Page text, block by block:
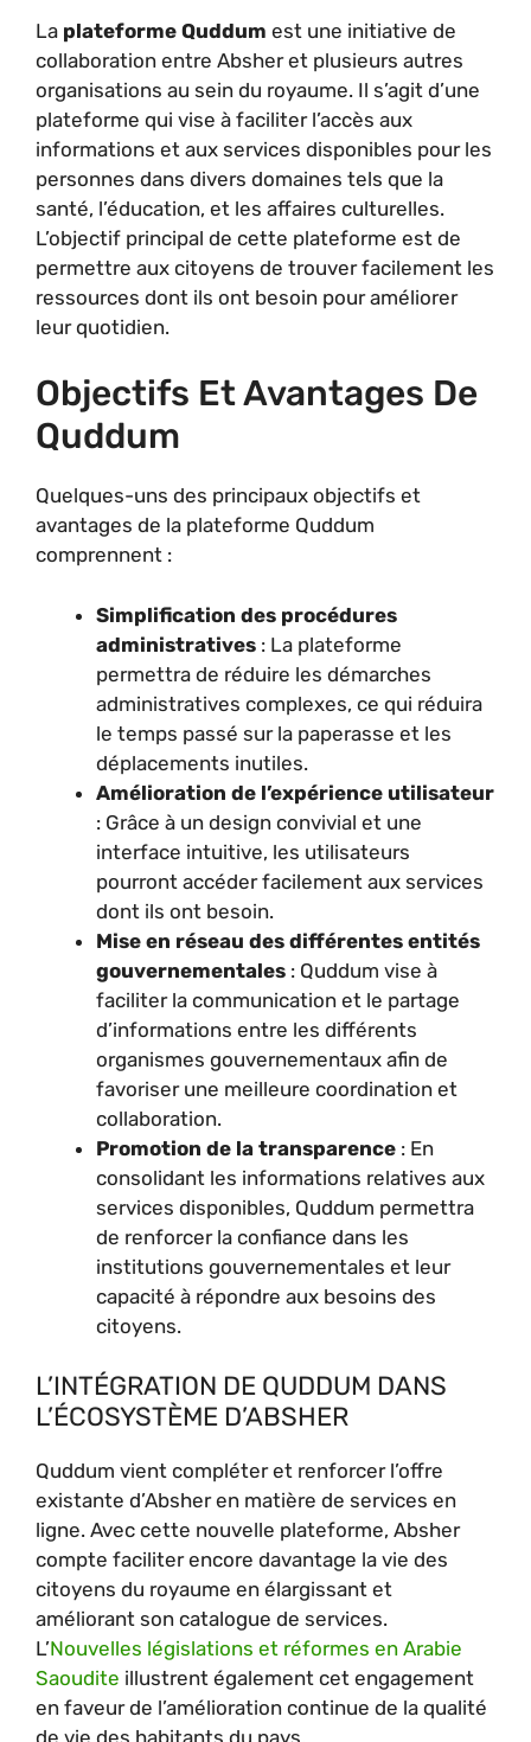
La plateforme Quddum est une initiative de
collaboration entre Absher et plusieurs autres
organisations au sein du royaume. Il s’agit d’une
plateforme qui vise à faciliter l’accès aux
informations et aux services disponibles pour les
personnes dans divers domaines tels que la
santé, l’éducation, et les affaires culturelles.
L’objectif principal de cette plateforme est de
permettre aux citoyens de trouver facilement les
ressources dont ils ont besoin pour améliorer
leur quotidien.
Objectifs Et Avantages De
Quddum
Quelques-uns des principaux objectifs et
avantages de la plateforme Quddum
comprennent :
Simplification des procédures
administratives : La plateforme
permettra de réduire les démarches
administratives complexes, ce qui réduira
le temps passé sur la paperasse et les
déplacements inutiles.
Amélioration de l’expérience utilisateur
: Grâce à un design convivial et une
interface intuitive, les utilisateurs
pourront accéder facilement aux services
dont ils ont besoin.
Mise en réseau des différentes entités
gouvernementales : Quddum vise à
faciliter la communication et le partage
d’informations entre les différents
organismes gouvernementaux afin de
favoriser une meilleure coordination et
collaboration.
Promotion de la transparence : En
consolidant les informations relatives aux
services disponibles, Quddum permettra
de renforcer la confiance dans les
institutions gouvernementales et leur
capacité à répondre aux besoins des
citoyens.
L’INTÉGRATION DE QUDDUM DANS
L’ÉCOSYSTÈME D’ABSHER
Quddum vient compléter et renforcer l’offre
existante d’Absher en matière de services en
ligne. Avec cette nouvelle plateforme, Absher
compte faciliter encore davantage la vie des
citoyens du royaume en élargissant et
améliorant son catalogue de services.
L’Nouvelles législations et réformes en Arabie
Saoudite illustrent également cet engagement
en faveur de l’amélioration continue de la qualité
de vie des habitants du pays.